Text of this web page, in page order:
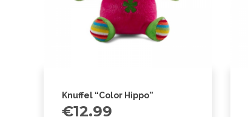
Knuffel “Color Hippo”
€12.99